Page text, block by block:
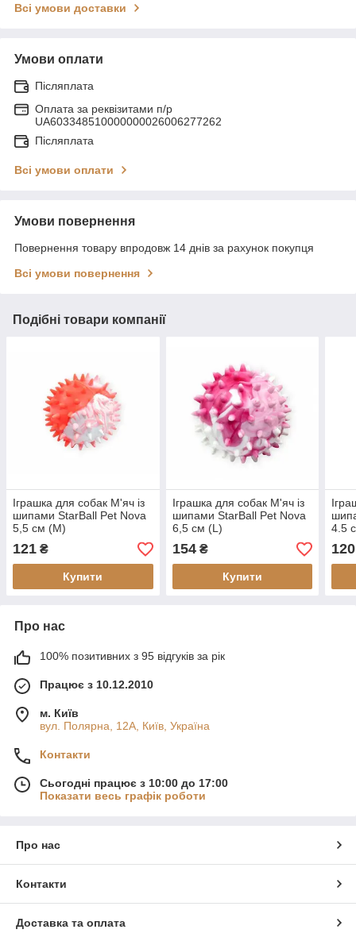
Всі умови доставки
Умови оплати
Післяплата
Оплата за реквізитами п/р
UA603348510000000026006277262
Післяплата
Всі умови оплати
Умови повернення
Повернення товару впродовж 14 днів за рахунок покупця
Всі умови повернення
Подібні товари компанії
Іграшка для собак М'яч із
шипами StarBall Pet Nova
5,5 см (M)
121 ₴
Купити
Іграшка для собак М'яч із
шипами StarBall Pet Nova
6,5 см (L)
154₴
Купити
4.5
120
Про нас
100% позитивних з 95 відгуків за рік
Працює з 10.12.2010
м. Київ
вул. Полярна, 12А, Київ, Україна
Контакти
Сьогодні працює з 10:00 до 17:00
Показати весь графік роботи
Про нас
Контакти
Доставка та оплата